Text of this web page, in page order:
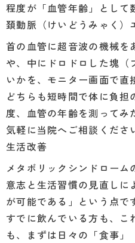
程度が「血管年齢」として
頚動脈（けいどうみゃく）
首の血管に超音波の機械を
や、中にドロドロした塊（
いかを、モニター画面で直
どちらも短時間で体に負
度、血管の年齢を測ってみ
気軽に当院へご相談くださ
生活改善
メタボリックシンドローム
意志と生活習慣の見直しに
が可能である」という点で
すでに飲んでいる方も、こ
も、まずは日々の「食事